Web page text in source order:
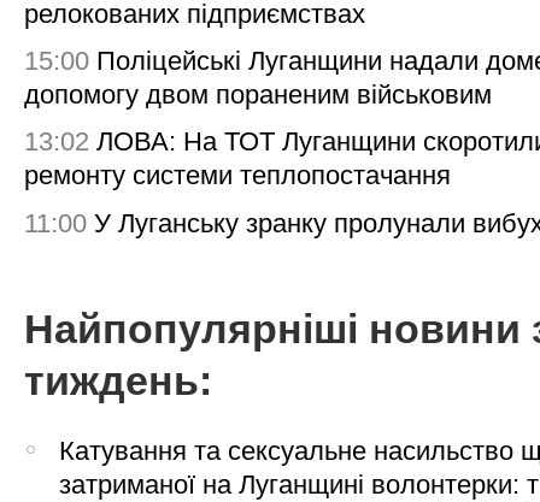
релокованих підприємствах
15:00 Поліцейські Луганщини надали
допомогу двом пораненим військовим
13:02 ЛОВА: На ТОТ Луганщини
ремонту системи теплопостачання
11:00 У Луганську зранку пролунали
Найпопулярніші новини
тиждень:
Катування та сексуальне насильство
затриманої на Луганщині волонтерки: